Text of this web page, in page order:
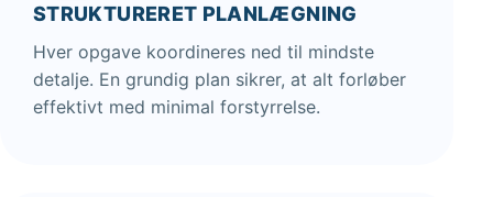
STRUKTURERET PLANLÆGNING
Hver opgave koordineres ned til mindste
detalje. En grundig plan sikrer, at alt forløber
effektivt med minimal forstyrrelse.